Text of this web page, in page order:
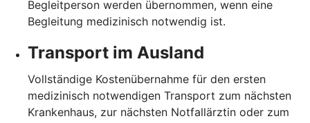
Begleitperson werden übernommen, wenn eine
Begleitung medizinisch notwendig ist.
Transport im Ausland
Vollständige Kostenübernahme für den ersten
medizinisch notwendigen Transport zum nächsten
Krankenhaus, zur nächsten Notfallärztin oder zum